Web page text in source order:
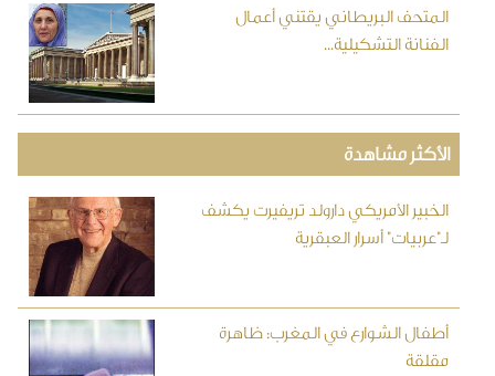
المتحف البريطاني يقتني أعمال
الفنانة التشكيلية...
الأكثر مشاهدة
الخبير الأمريكي دارولد تريفيرت يكشف
لـ"عربيات" أسرار العبقرية
أطفال الشوارع في المغرب: ظاهرة
مقلقة